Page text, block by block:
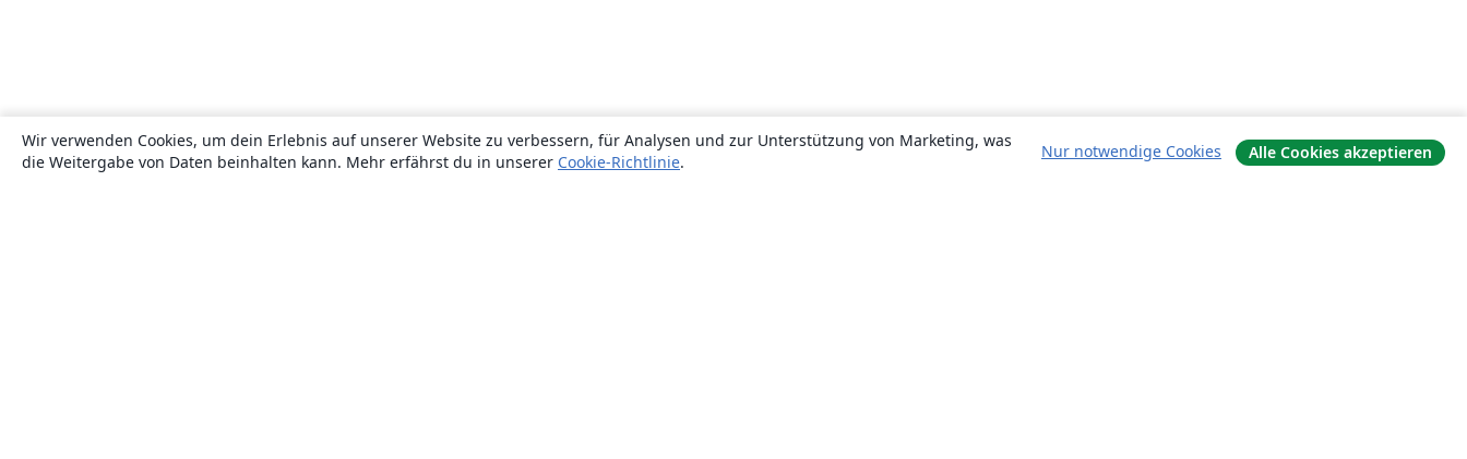
Wir verwenden Cookies, um dein Erlebnis auf unserer Website zu verbessern, für Analysen und zur Unterstützung von Marketing, was
die Weitergabe von Daten beinhalten kann. Mehr erfährst du in unserer Cookie-Richtlinie.
Nur notwendige Cookies Alle Cookies akzeptieren